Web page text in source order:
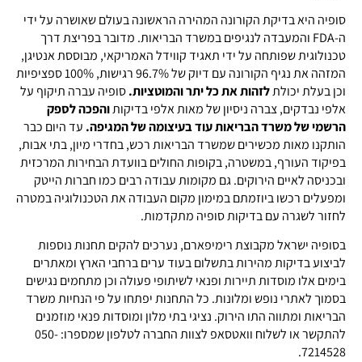
סופיה היא בדיקת הקורונה המהירה הראשונה בעולם שאושרה על ידי
ה-FDA והמעבדה לנגיפים במשרד הבריאות. מדובר בפריצת דרך
טכנולוגית שפותחה על ידי תאגיד קווידל האמריקאי, מבוססת אנטיגן,
המזהה את נגיף הקורונה עם דיוק של 96.7% רגישות, 100% ספציפיות
וכן בעלת יכולתלזהות את כל יתר והמוטציות.סופיה עברה תיקוף על
אלפי נבדקים, צברה ניסיון של מאות אלפי בדיקותוהפכה לספק
הרשמי של משרד הבריאות עוד בעיצומה של המגיפה. עד היום כבר
הותקנו מאות מכשירים שמשרד הבריאות רכש, בחדרי מיון, בתי אבות,
בפיקוד העורף, במשטרה, בקופות החולים בוועדת הבחירות המרכזית
ובכניסה לאיים הירוקים. גם מקומות עבודה רבים כמו חברות הייטק
ומפעלים רכשו ביוזמתם במימון מקום העבודה את הטכנולוגיה במטרה
לחזור לשגרה עם בדיקות סופיה מתקדמות.
בסופיה ישראל מקבוצת רימיפארם, נערכים להקים תחנות נוספות
לביצוע בדיקות מהירות בתשלום בעוד ערים ברחבי הארץ ומאתרים
בימים אלו מוסדות תיירות ופנאי לשיתופי פעולה וכן מתחמים נגישים
בסמוך לאתרי נופש ומלונות. כל התחנות יפתחו על פי הנחיות משרד
הבריאות ומתווה התו הירוק. נציגי בתי מלון ומוסדות פנאי מוזמנים
להתקשר או לשלוח וואטסאפ לצוות החברה לטלפון שמספרו: 050-
7214528.